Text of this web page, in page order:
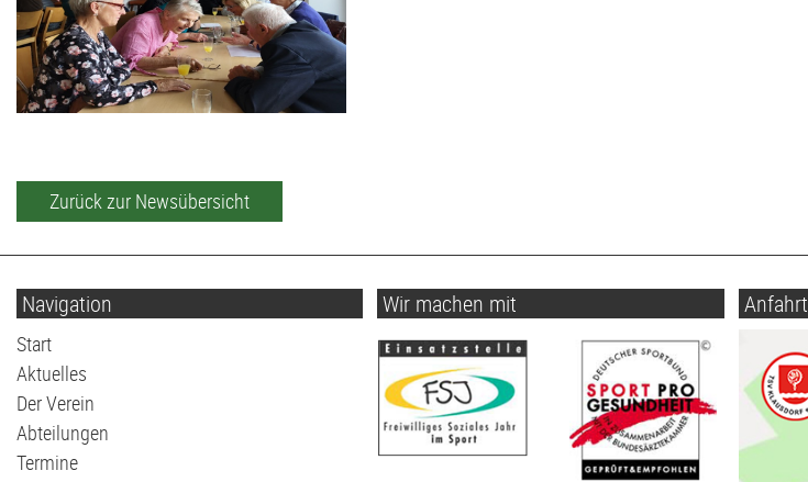
Zurück zur Newsübersicht
Navigation
Navigation
überspringen
Start
Aktuelles
Der Verein
Abteilungen
Termine
Wir machen mit Anfahrt